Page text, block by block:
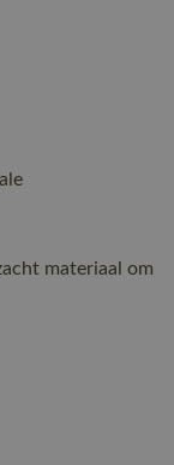
materiaal om